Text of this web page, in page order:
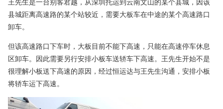
王先生是一台别客君越，从深圳托运到云南文山的某个县城，因该
县城距离高速路的某个站较近，需要大板车在中途的某个高速路口
卸车。
但该高速路口下车时，大板目前不能下高速，只能在高速停车休息
区卸车。因此需要另行安排小板车送轿车下高速。王先生开始不是
很理解小板送下高速的原因，经过恒运达与王先生沟通，安排小板
将轿车运下高速。